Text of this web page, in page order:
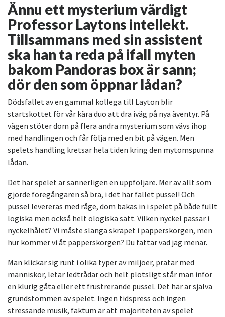
Ännu ett mysterium värdigt
Professor Laytons intellekt.
Tillsammans med sin assistent
ska han ta reda på ifall myten
bakom Pandoras box är sann;
dör den som öppnar lådan?
Dödsfallet av en gammal kollega till Layton blir
startskottet för vår kära duo att dra iväg på nya äventyr. På
vägen stöter dom på flera andra mysterium som vävs ihop
med handlingen och får följa med en bit på vägen. Men
spelets handling kretsar hela tiden kring den mytomspunna
lådan.
Det här spelet är sannerligen en uppföljare. Mer av allt som
gjorde föregångaren så bra, i det här fallet pussel! Och
pussel levereras med råge, dom bakas in i spelet på både fullt
logiska men också helt ologiska sätt. Vilken nyckel passar i
nyckelhålet? Vi måste slänga skräpet i papperskorgen, men
hur kommer vi åt papperskorgen? Du fattar vad jag menar.
Man klickar sig runt i olika typer av miljöer, pratar med
människor, letar ledtrådar och helt plötsligt står man inför
en klurig gåta eller ett frustrerande pussel. Det här är själva
grundstommen av spelet. Ingen tidspress och ingen
stressande musik, faktum är att majoriteten av spelet